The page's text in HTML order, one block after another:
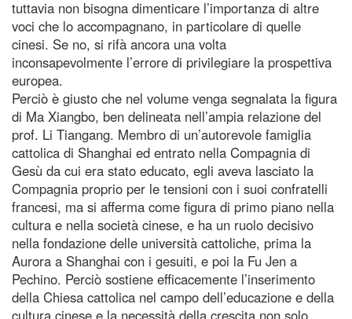
tuttavia non bisogna dimenticare l’importanza di altre
voci che lo accompagnano, in particolare di quelle
cinesi. Se no, si rifà ancora una volta
inconsapevolmente l’errore di privilegiare la prospettiva
europea.
Perciò è giusto che nel volume venga segnalata la figura
di Ma Xiangbo, ben delineata nell’ampia relazione del
prof. Li Tiangang. Membro di un’autorevole famiglia
cattolica di Shanghai ed entrato nella Compagnia di
Gesù da cui era stato educato, egli aveva lasciato la
Compagnia proprio per le tensioni con i suoi confratelli
francesi, ma si afferma come figura di primo piano nella
cultura e nella società cinese, e ha un ruolo decisivo
nella fondazione delle università cattoliche, prima la
Aurora a Shanghai con i gesuiti, e poi la Fu Jen a
Pechino. Perciò sostiene efficacemente l’inserimento
della Chiesa cattolica nel campo dell’educazione e della
cultura cinese e la necessità della crescita non solo